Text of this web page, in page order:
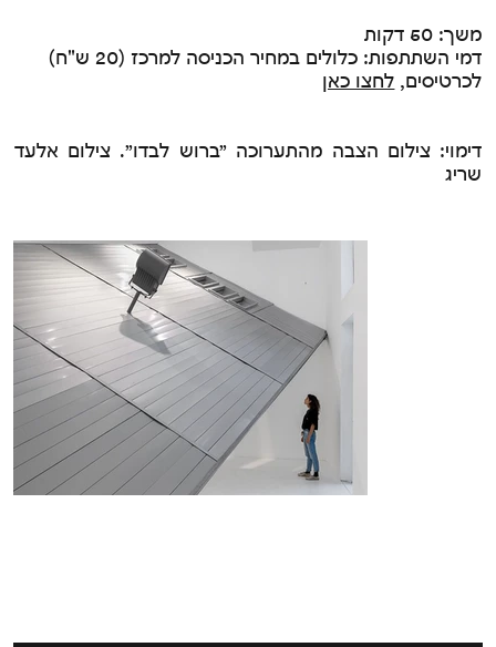
משך: 50 דקות
דמי השתתפות: כלולים במחיר הכניסה למרכז (20 ש"ח)
לכרטיסים, לחצו כאן
דימוי: צילום הצבה מהתערוכה ״ברוש לבדו״. צילום אלעד
שריג